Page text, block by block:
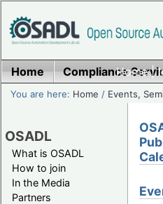
Home|
Home Compliance
You are here: Home / Events,
OSADL
What is OSADL
How to join
In the Media
Partners